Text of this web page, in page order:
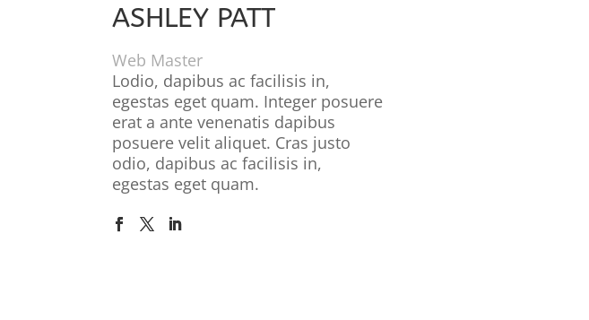
ASHLEY PATT
Web Master
Lodio, dapibus ac facilisis in,
egestas eget quam. Integer posuere
erat a ante venenatis dapibus
posuere velit aliquet. Cras justo
odio, dapibus ac facilisis in,
egestas eget quam.